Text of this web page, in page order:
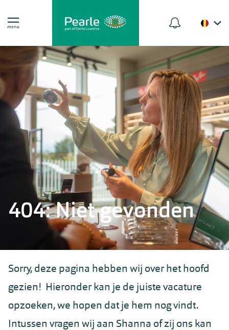
404: Niet gevonden
Sorry, deze pagina hebben wij over het hoofd
gezien! Hieronder kan je de juiste vacature
opzoeken, we hopen dat je hem nog vindt.
Intussen vragen wij aan Shanna of zij ons kan